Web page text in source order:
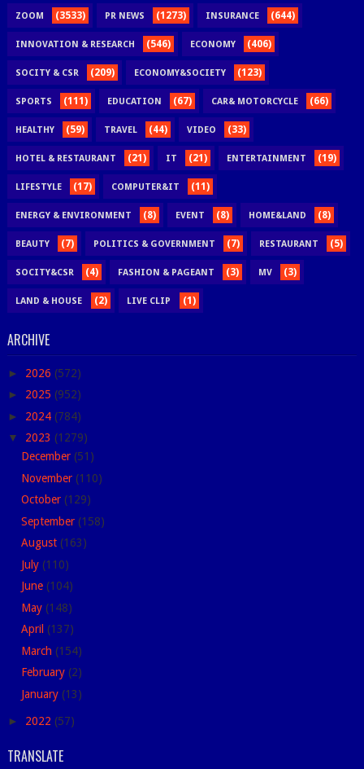
ZOOM (3533) PR NEWS (1273) INSURANCE (644)
INNOVATION & RESEARCH (546) ECONOMY (406)
SOCITY & CSR (209) ECONOMY&SOCIETY (123)
SPORTS (111) EDUCATION (67) CAR& MOTORCYCLE (66)
HEALTHY (59) TRAVEL (44) VIDEO (33)
HOTEL & RESTAURANT (21) IT (21) ENTERTAINMENT (19)
LIFESTYLE (17) COMPUTER&IT (11)
ENERGY & ENVIRONMENT (8) EVENT (8) HOME&LAND (8)
BEAUTY (7) POLITICS & GOVERNMENT (7) RESTAURANT (5)
SOCITY&CSR (4) FASHION & PAGEANT (3) MV (3)
LAND & HOUSE (2) LIVE CLIP (1)
ARCHIVE
► 2026 (572)
► 2025 (952)
► 2024 (784)
▼ 2023 (1279)
December (51)
November (110)
October (129)
September (158)
August (163)
July (110)
June (104)
May (148)
April (137)
March (154)
February (2)
January (13)
► 2022 (57)
TRANSLATE